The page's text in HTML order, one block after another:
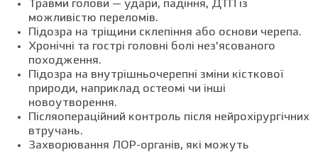
Травми голови — удари, падіння, ДТП із
можливістю переломів.
Підозра на тріщини склепіння або основи черепа.
Хронічні та гострі головні болі нез’ясованого
походження.
Підозра на внутрішньочерепні зміни кісткової
природи, наприклад остеомі чи інші
новоутворення.
Післяопераційний контроль після нейрохірургічних
втручань.
Захворювання ЛОР-органів, які можуть